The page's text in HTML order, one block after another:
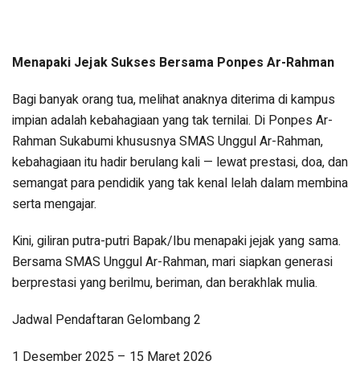
Menapaki Jejak Sukses Bersama Ponpes Ar-Rahman
Bagi banyak orang tua, melihat anaknya diterima di kampus
impian adalah kebahagiaan yang tak ternilai. Di Ponpes Ar-
Rahman Sukabumi khususnya SMAS Unggul Ar-Rahman,
kebahagiaan itu hadir berulang kali — lewat prestasi, doa, dan
semangat para pendidik yang tak kenal lelah dalam membina
serta mengajar.
Kini, giliran putra-putri Bapak/Ibu menapaki jejak yang sama.
Bersama SMAS Unggul Ar-Rahman, mari siapkan generasi
berprestasi yang berilmu, beriman, dan berakhlak mulia.
Jadwal Pendaftaran Gelombang 2
1 Desember 2025 – 15 Maret 2026